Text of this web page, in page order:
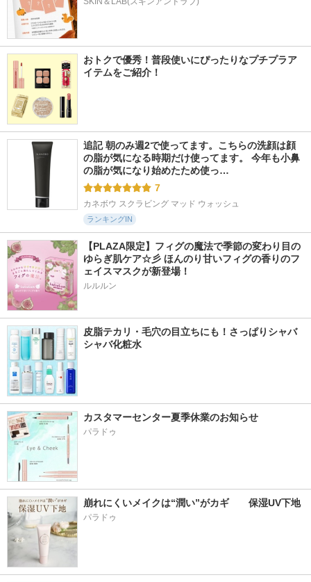
おトクで優秀！普段使いにぴったりなプチプラア
イテムをご紹介！
追記 朝のみ週2で使ってます。こちらの洗顔は顔
の脂が気になる時期だけ使ってます。 今年も小鼻
の脂が気になり始めたため使っ…
7
カネボウ スクラビング マッド ウォッシュ
ランキングIN
【PLAZA限定】フィグの魔法で季節の変わり目の
ゆらぎ肌ケア☆彡 ほんのり甘いフィグの香りのフ
ェイスマスクが新登場！
ルルルン
皮脂テカリ・毛穴の目立ちにも！さっぱりシャバ
シャバ化粧水
カスタマーセンター夏季休業のお知らせ
パラドゥ
崩れにくいメイクは“潤い”がカギ　　保湿UV下地
パラドゥ